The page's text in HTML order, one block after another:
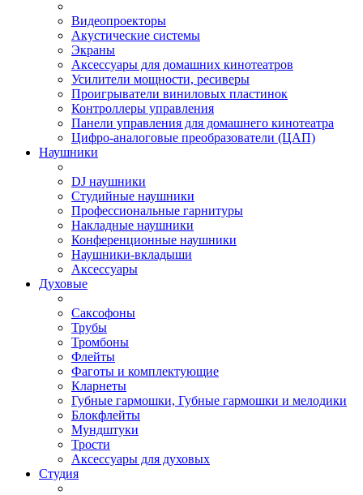
Видеопроекторы
Акустические системы
Экраны
Аксессуары для домашних кинотеатров
Усилители мощности, ресиверы
Проигрыватели виниловых пластинок
Контроллеры управления
Панели управления для домашнего кинотеатра
Цифро-аналоговые преобразователи (ЦАП)
Наушники
DJ наушники
Студийные наушники
Профессиональные гарнитуры
Накладные наушники
Конференционные наушники
Наушники-вкладыши
Аксессуары
Духовые
Саксофоны
Трубы
Тромбоны
Флейты
Фаготы и комплектующие
Кларнеты
Губные гармошки, Губные гармошки и мелодики
Блокфлейты
Мундштуки
Трости
Аксессуары для духовых
Студия